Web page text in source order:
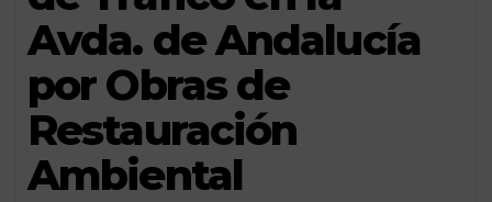
Avda. de Andalucía
por Obras de
Restauración
Ambiental